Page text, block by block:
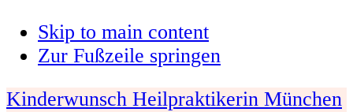
Skip to main content
Zur Fußzeile springen
Kinderwunsch Heilpraktikerin München